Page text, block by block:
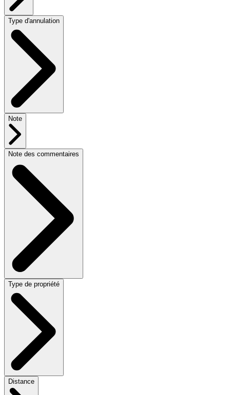
Type d'annulation
Note
Note des commentaires
Type de propriété
Distance